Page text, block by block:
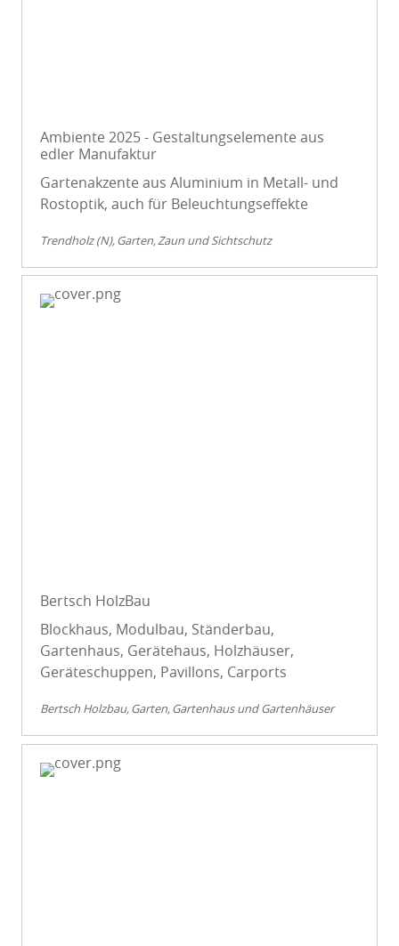
Ambiente 2025 - Gestaltungselemente aus
edler Manufaktur
Gartenakzente aus Aluminium in Metall- und
Rostoptik, auch für Beleuchtungseffekte
Trendholz (N) Garten Zaun und Sichtschutz
Bertsch HolzBau
Blockhaus, Modulbau, Ständerbau,
Gartenhaus, Gerätehaus, Holzhäuser,
Geräteschuppen, Pavillons, Carports
Bertsch Holzbau Garten Gartenhaus und Gartenhäuser